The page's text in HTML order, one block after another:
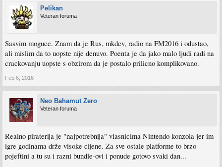
Pelikan
Veteran foruma
Sasvim moguce. Znam da je Rus, mkdev, radio na FM2016 i odustao,
ali mislim da to uopste nije denuvo. Poenta je da jako malo ljudi radi na
crackovanju uopste s obzirom da je postalo prilicno komplikovano.
Feb 6, 2016
Neo Bahamut Zero
Veteran foruma
Realno piraterija je "najpotrebnija" vlasnicima Nintendo konzola jer im
igre godinama drže visoke cijene. Za sve ostale platforme to brzo
pojeftini a tu su i razni bundle-ovi i ponude gotovo svaki dan...